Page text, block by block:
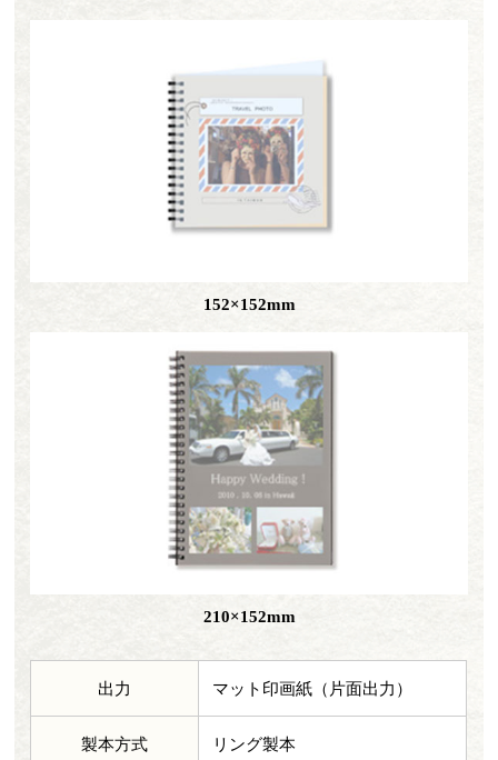
152×152mm
210×152mm
出力 マット印画紙（片面出力）
製本方式 リング製本